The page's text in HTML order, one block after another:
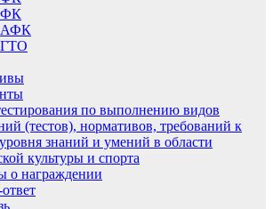
ФК
АФК
по выполнению видов
(тестов), нормативов, требований к
знаний и умений в области
культуры и спорта
о награждении